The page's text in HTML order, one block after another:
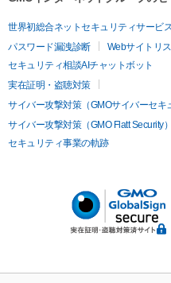
世界初総合ネットセキュリティサービ
パスワード漏洩診断
Webサイトリ
セキュリティ相談AIチャットボット
実在証明・盗聴対策
サイバー攻撃対策（GMOサイバーセキ
サイバー攻撃対策（GMO Flatt Security）
セキュリティ事業の軌跡